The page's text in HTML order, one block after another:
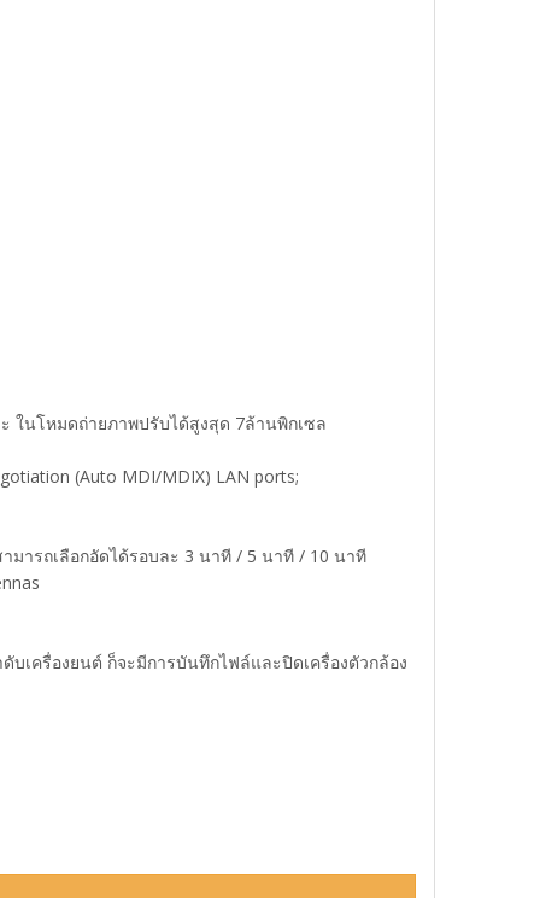
ในโหมดถ่ายภาพปรับได้สูงสุด 7ล้านพิกเซล
(Auto MDI/MDIX) LAN ports;
มารถเลือกอัดได้รอบละ 3 นาที / 5 นาที / 10 นาที
บเครื่องยนต์ ก็จะมีการบันทึกไฟล์และปิดเครื่องตัวกล้อง